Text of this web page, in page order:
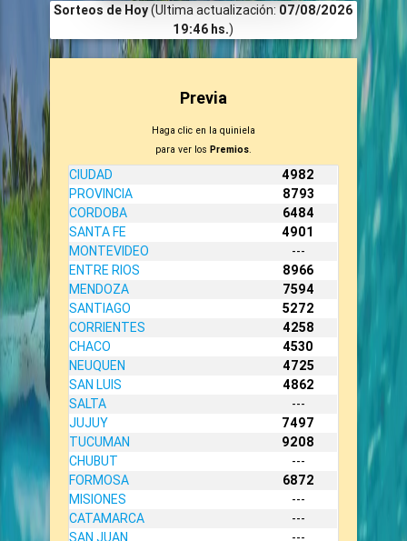
Sorteos de Hoy(Ultima actualización: 07/08/2026
19:46 hs.)
Previa
Haga clic en la quiniela
para ver los Premios.
CIUDAD
4982
PROVINCIA
8793
CORDOBA
6484
SANTA FE
4901
MONTEVIDEO
---
ENTRE RIOS
8966
MENDOZA
7594
SANTIAGO
5272
CORRIENTES
4258
CHACO
4530
NEUQUEN
4725
SAN LUIS
4862
SALTA
---
JUJUY
7497
TUCUMAN
9208
CHUBUT
---
FORMOSA
6872
MISIONES
---
CATAMARCA
---
SAN JUAN
---